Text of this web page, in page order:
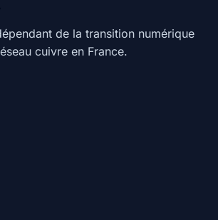
de la transition numérique
cuivre en France.